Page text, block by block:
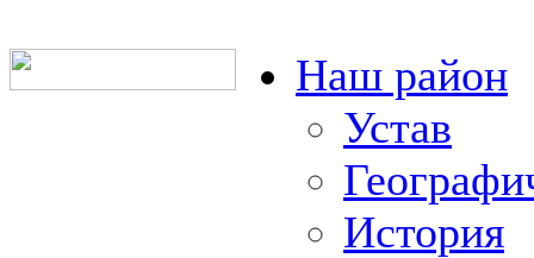
Наш район
Устав
История